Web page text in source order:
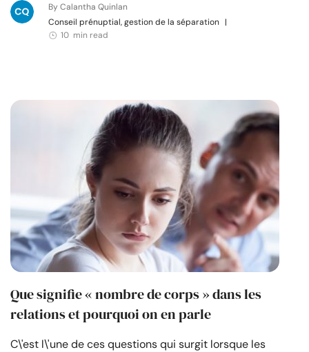
By Calantha Quinlan
Conseil prénuptial, gestion de la séparation |
10 min read
Que signifie « nombre de corps » dans les
relations et pourquoi on en parle
C\'est l\'une de ces questions qui surgit lorsque les